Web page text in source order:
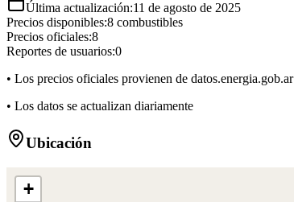
Última actualización:11 de agosto de 2025
Precios disponibles:8 combustibles
Precios oficiales:8
Reportes de usuarios:0
• Los precios oficiales provienen de datos.energia.gob.ar
• Los datos se actualizan diariamente
Ubicación
+